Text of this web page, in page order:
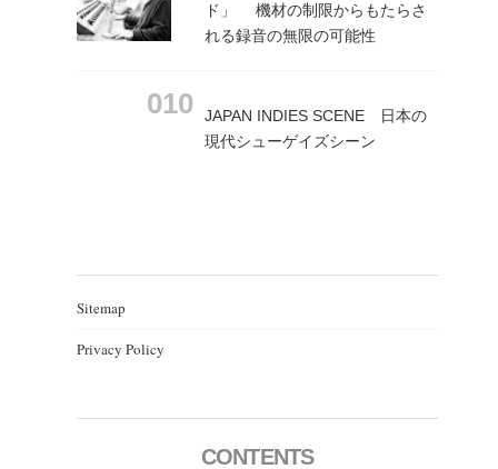
ド」 機材の制限からもたらさ
れる録音の無限の可能性
JAPAN INDIES SCENE 日本の
現代シューゲイズシーン
Sitemap
Privacy Policy
CONTENTS